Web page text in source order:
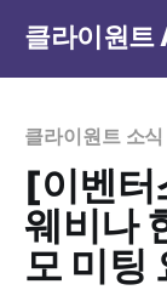
클라이원트
클라이원트 소식
[이벤터
웨비나
모 미팅